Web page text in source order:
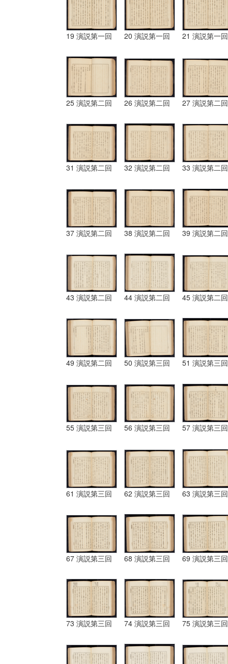
19 演説第一回 20 演説第一回 21 演説第一回
25 演説第二回 26 演説第二回 27 演説第二回
31 演説第二回 32 演説第二回 33 演説第二回
37 演説第二回 38 演説第二回 39 演説第二回
43 演説第二回 44 演説第二回 45 演説第二回
49 演説第二回 50 演説第三回 51 演説第三回
55 演説第三回 56 演説第三回 57 演説第三回
61 演説第三回 62 演説第三回 63 演説第三回
67 演説第三回 68 演説第三回 69 演説第三回
73 演説第三回 74 演説第三回 75 演説第三回